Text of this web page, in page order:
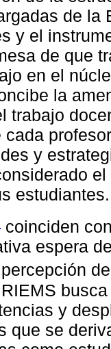
de la
y el
de que
en el
la
trabajo
y
estudiantes.
coinciden
espera
y
que se